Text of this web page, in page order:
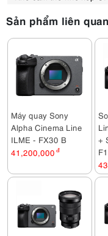
Sản phẩm liên quan
Máy quay Sony
Alpha Cinema Line
ILME - FX30 B
41,200,000 đ
+